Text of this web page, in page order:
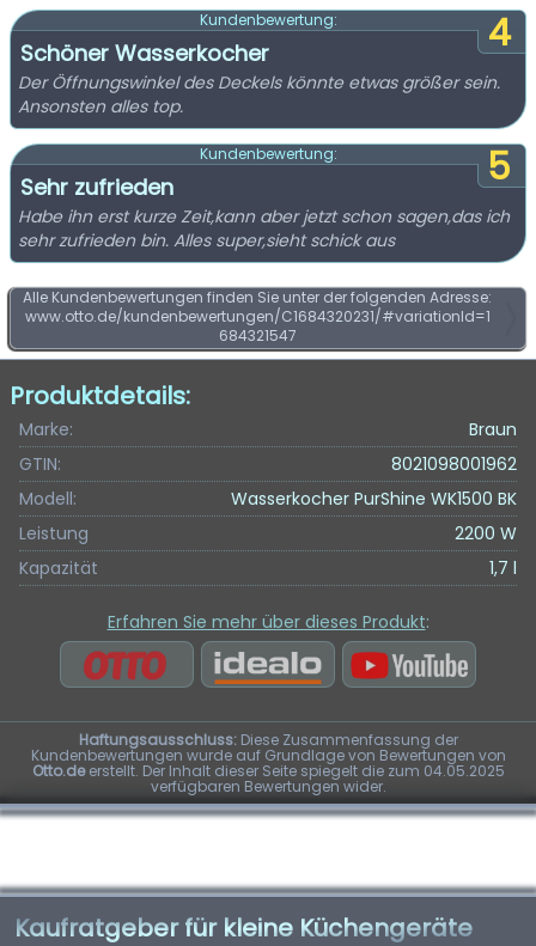
4
Kundenbewertung:
Schöner Wasserkocher
Der Öffnungswinkel des Deckels könnte etwas größer sein.
Ansonsten alles top.
5
Kundenbewertung:
Sehr zufrieden
Habe ihn erst kurze Zeit,kann aber jetzt schon sagen,das ich
sehr zufrieden bin. Alles super,sieht schick aus
Alle Kundenbewertungen finden Sie unter der folgenden Adresse:
www.otto.de/kundenbewertungen/C1684320231/#variationId=1
684321547
Produktdetails:
Marke:
Braun
GTIN:
8021098001962
Modell:
Wasserkocher PurShine WK1500 BK
Leistung
2200 W
Kapazität
1,7 l
Erfahren Sie mehr über dieses Produkt:
Haftungsausschluss:Diese Zusammenfassung der
Kundenbewertungen wurde auf Grundlage von Bewertungen von
Otto.deerstellt. Der Inhalt dieser Seite spiegelt die zum 04.05.2025
verfügbaren Bewertungen wider.
Kaufratgeber für kleine Küchengeräte